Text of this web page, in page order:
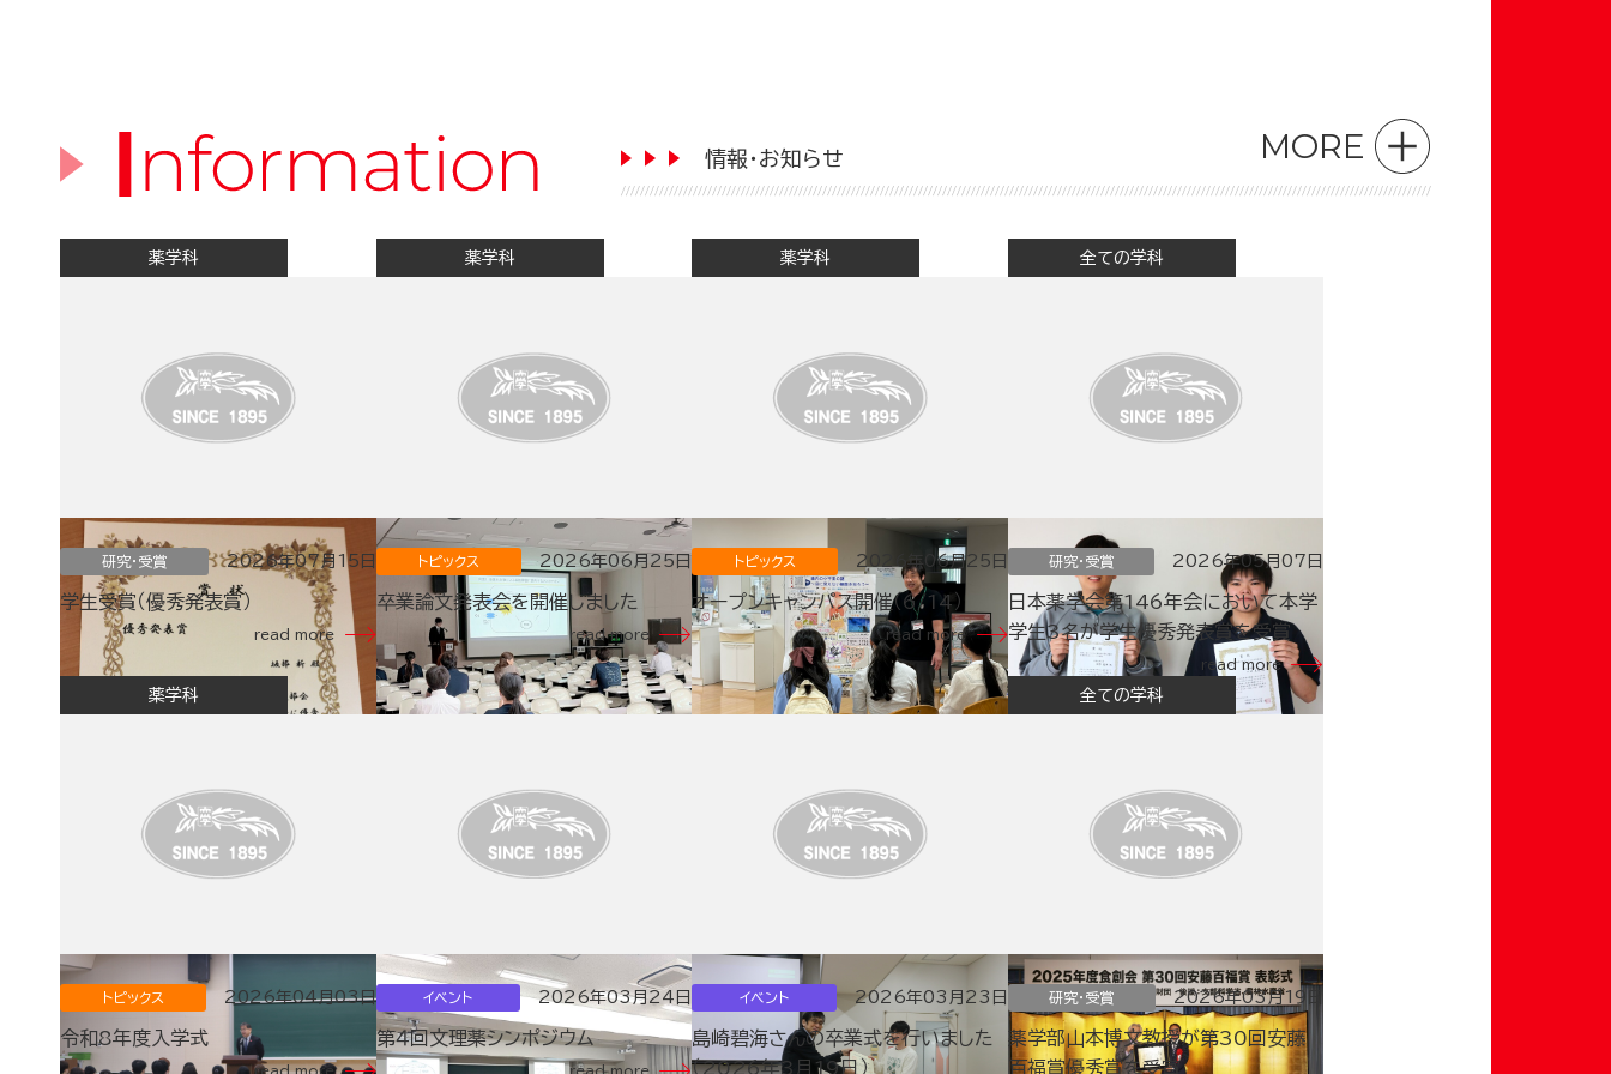
情報・お知らせ MORE
薬学科
研究・受賞 2026年07月15日
学生受賞（優秀発表賞）
read more
薬学科
トピックス 2026年06月25日
卒業論文発表会を開催しました
read more
薬学科
トピックス 2026年06月25日
オープンキャンパス開催（6/14）
read more
全ての学科
研究・受賞 2026年05月07日
日本薬学会第146年会において本学
学生3名が学生優秀発表賞を受賞
read more
薬学科
トピックス 2026年04月03日
令和8年度入学式
read more
イベント 2026年03月24日
第４回文理薬シンポジウム
read more
イベント 2026年03月23日
島崎碧海さんの卒業式を行いました
（2026年3月19日）
全ての学科
研究・受賞 2026年03月19日
薬学部山本博文教授が第30回安藤
百福賞優秀賞を受賞